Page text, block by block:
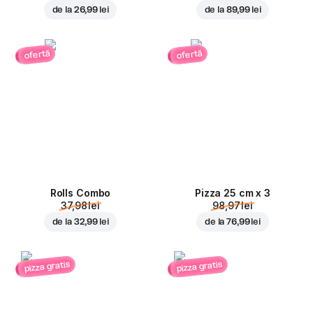
de la 26,99 lei de la 89,99 lei
ofertă
Rolls Combo
37,98 lei
de la 32,99 lei
ofertă
Pizza 25 cm x 3
98,97 lei
de la76,99 lei
pizza gratis pizza gratis